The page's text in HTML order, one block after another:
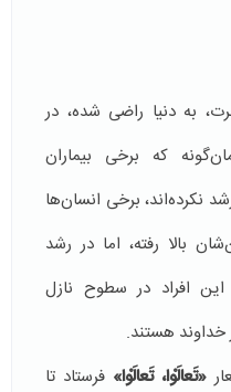
به دنیا راضی شده، در
که برخی بیماران
نکرده‌اند، برخی انسان‌ها
بالا رفته، اما در رشد
افراد در سطوح نازل
هستند.
«تَعالَوْا، تَعالَوْا» فرستاد تا